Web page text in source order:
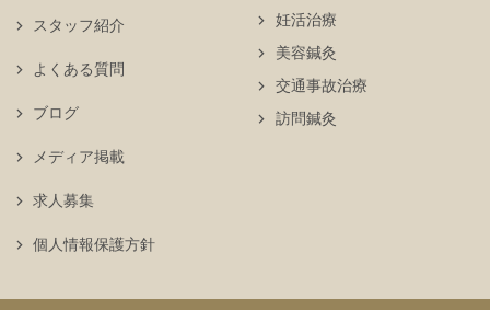
妊活治療
美容鍼灸
交通事故治療
訪問鍼灸
スタッフ紹介
よくある質問
ブログ
メディア掲載
求人募集
個人情報保護方針